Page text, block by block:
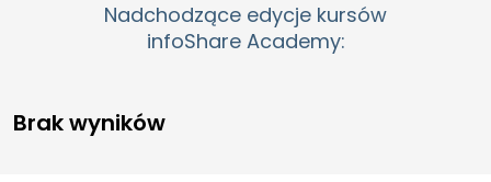
Nadchodzące edycje kursów
infoShare Academy:
Brak wyników